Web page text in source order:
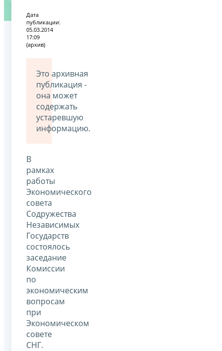
Дата
публикации:
05.03.2014
17:09
(архив)
Это архивная
публикация -
она может
содержать
устаревшую
информацию.
В
рамках
работы
Экономического
совета
Содружества
Независимых
Государств
состоялось
заседание
Комиссии
по
экономическим
вопросам
при
Экономическом
совете
СНГ.